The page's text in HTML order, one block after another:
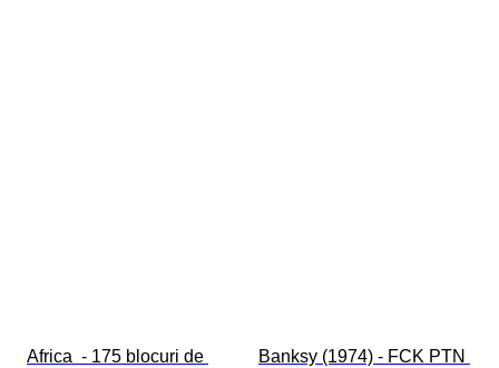
Africa  - 175 blocuri de
Banksy (1974) - FCK PTN